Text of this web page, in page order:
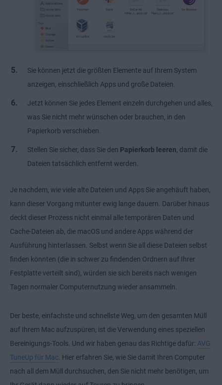
Sie können jetzt die größten Elemente auf Ihrem System
anzeigen, einschließlich Apps und große Dateien.
Jetzt können Sie jedes Element einzeln durchgehen und alles,
was Sie nicht mehr wünschen oder brauchen, in den
Papierkorb verschieben.
Stellen Sie sicher, dass Sie den Papierkorb leeren, damit die
Dateien tatsächlich entfernt werden.
Je nachdem, wie viele alte Dateien und Apps Sie angehäuft haben,
kann dieser Vorgang mitunter ewig lange dauern. Darüber hinaus
deckt dieser Prozess nicht einmal alle temporären Daten und
Cache-Dateien ab, die macOS und andere Apps während der
Ausführung hinterlassen. Selbst wenn Sie all diese Dateien selbst
finden könnten (die in schwer zu findenden Ordnern auf Ihrer
Festplatte verteilt sind), würden sie sich bereits nach wenigen
Tagen normaler Computernutzung wieder ansammeln.
Der beste, einfachste und schnellste Weg, um den gesamten Müll
auf Ihrem Mac aufzuspüren, ist die Verwendung eines speziellen
Bereinigungs-Tools. Und wir haben genau das Richtige dafür: AVG
TuneUp für Mac. Hier erfahren Sie, wie Sie damit Ihren Computer
nach all dem Müll durchsuchen, den Sie nicht mehr benötigen, um